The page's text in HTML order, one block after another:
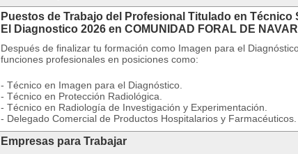
Puestos de Trabajo del Profesional Titulado en Técnico
El Diagnostico 2026 en COMUNIDAD FORAL DE
Después de finalizar tu formación como Imagen para el
funciones profesionales en posiciones como:
- Técnico en Imagen para el Diagnóstico.
- Técnico en Protección Radiológica.
- Técnico en Radiología de Investigación y Experimentación.
- Delegado Comercial de Productos Hospitalarios y Farmacéuticos.
Empresas para Trabajar